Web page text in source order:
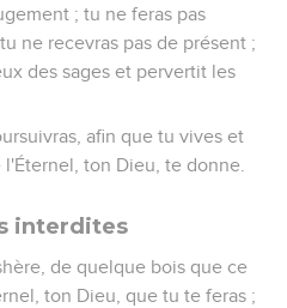
; tu ne feras pas
ne recevras pas de présent ;
des sages et pervertit les
afin que tu vives et
ton Dieu, te donne.
interdites
de quelque bois que ce
ton Dieu, que tu te feras ;